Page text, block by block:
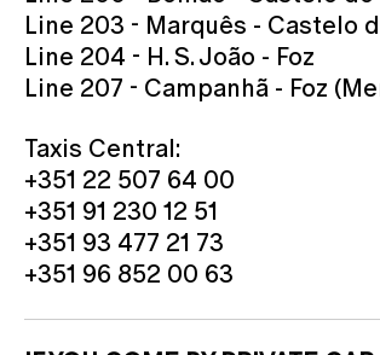
Line 203 - Marquês - Castelo
Line 204 - H. S. João - Foz
Line 207 - Campanhã - Foz
Taxis Central:
+351 22 507 64 00
+351 91 230 12 51
+351 93 477 21 73
+351 96 852 00 63